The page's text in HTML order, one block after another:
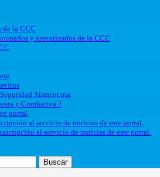
de la CCC
y precarizados de la CCC
Alimentaria
y Combativa ?
portal
al servicio de noticias de este portal.
al servicio de noticias de este portal.